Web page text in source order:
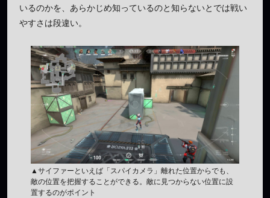
いるのかを、あらかじめ知っているのと知らないとでは戦い
やすさは段違い。
▲サイファーといえば「スパイカメラ」離れた位置からでも、
敵の位置を把握することができる。敵に見つからない位置に設
置するのがポイント